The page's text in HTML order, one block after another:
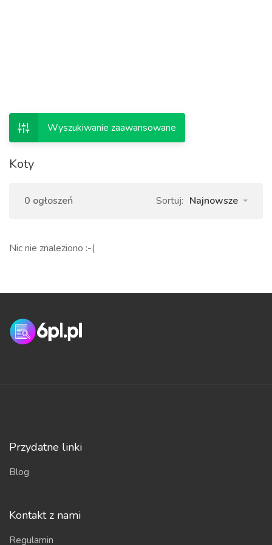
Wyszukiwanie zaawansowane
Koty
0 ogłoszeń Sortuj: Najnowsze
Nic nie znaleziono :-(
Przydatne linki
Blog
Kontakt z nami
Regulamin